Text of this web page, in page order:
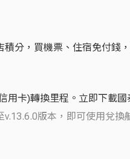
分，買機票、住宿免付錢
用卡)轉換里程。立即下載
版本，即可使用兌換